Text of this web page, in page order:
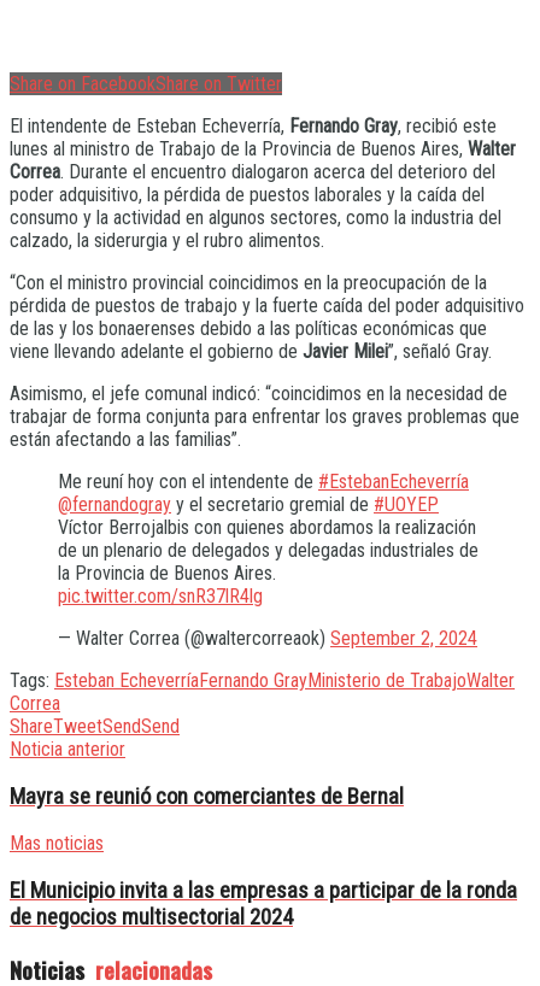
Share on FacebookShare on Twitter
El intendente de Esteban Echeverría, Fernando Gray, recibió este
lunes al ministro de Trabajo de la Provincia de Buenos Aires, Walter
Correa. Durante el encuentro dialogaron acerca del deterioro del
poder adquisitivo, la pérdida de puestos laborales y la caída del
consumo y la actividad en algunos sectores, como la industria del
calzado, la siderurgia y el rubro alimentos.
“Con el ministro provincial coincidimos en la preocupación de la
pérdida de puestos de trabajo y la fuerte caída del poder adquisitivo
de las y los bonaerenses debido a las políticas económicas que
viene llevando adelante el gobierno de Javier Milei”, señaló Gray.
Asimismo, el jefe comunal indicó: “coincidimos en la necesidad de
trabajar de forma conjunta para enfrentar los graves problemas que
están afectando a las familias”.
Me reuní hoy con el intendente de #EstebanEcheverría
@fernandogray y el secretario gremial de #UOYEP
Víctor Berrojalbis con quienes abordamos la realización
de un plenario de delegados y delegadas industriales de
la Provincia de Buenos Aires.
pic.twitter.com/snR37lR4lg
— Walter Correa (@waltercorreaok) September 2, 2024
Tags: Esteban EcheverríaFernando GrayMinisterio de TrabajoWalter
Correa
ShareTweetSendSend
Noticia anterior
Mayra se reunió con comerciantes de Bernal
Mas noticias
El Municipio invita a las empresas a participar de la ronda
de negocios multisectorial 2024
Noticias relacionadas